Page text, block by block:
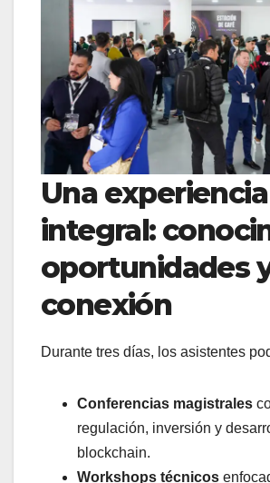
Una experiencia
integral:
oportunidades
conexión
Durante tres días, los asistentes
Conferencias magistrales
regulación, inversión y
blockchain.
Workshops técnicos